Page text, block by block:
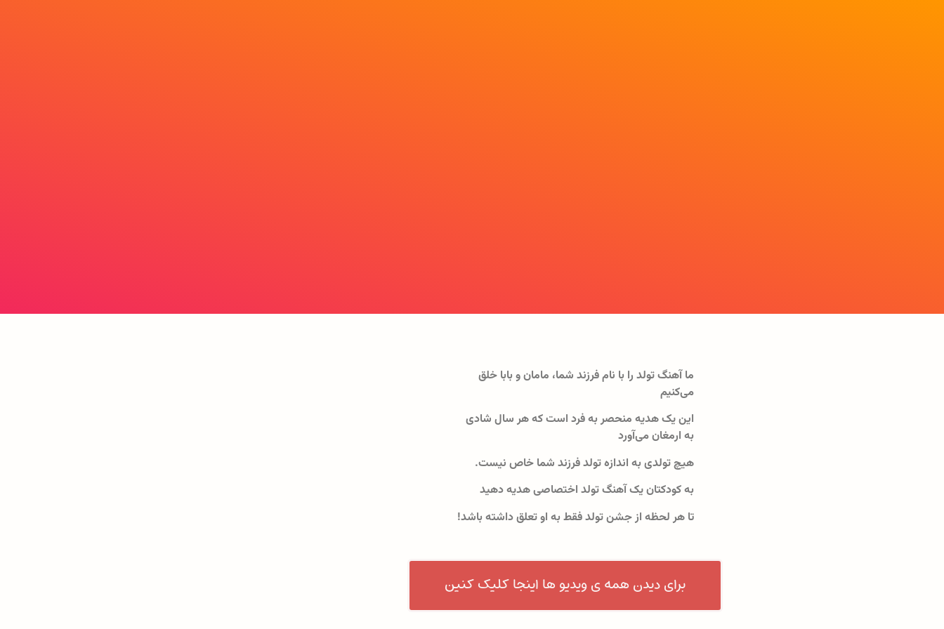
ما آهنگ تولد را با نام فرزند شما، مامان و بابا خلق
می‌کنیم
این یک هدیه منحصر به فرد است که هر سال شادی
به ارمغان می‌آورد
هیچ تولدی به اندازه تولد فرزند شما خاص نیست.
به کودکتان یک آهنگ تولد اختصاصی هدیه دهید
تا هر لحظه از جشن تولد فقط به او تعلق داشته باشد!
برای دیدن همه ی ویدیو ها اینجا کلیک کنین